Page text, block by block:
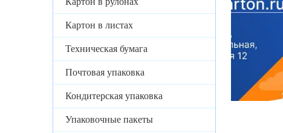
Картон в листах
Техническая бумага
Почтовая упаковка
Кондитерская упаковка
Упаковочные пакеты